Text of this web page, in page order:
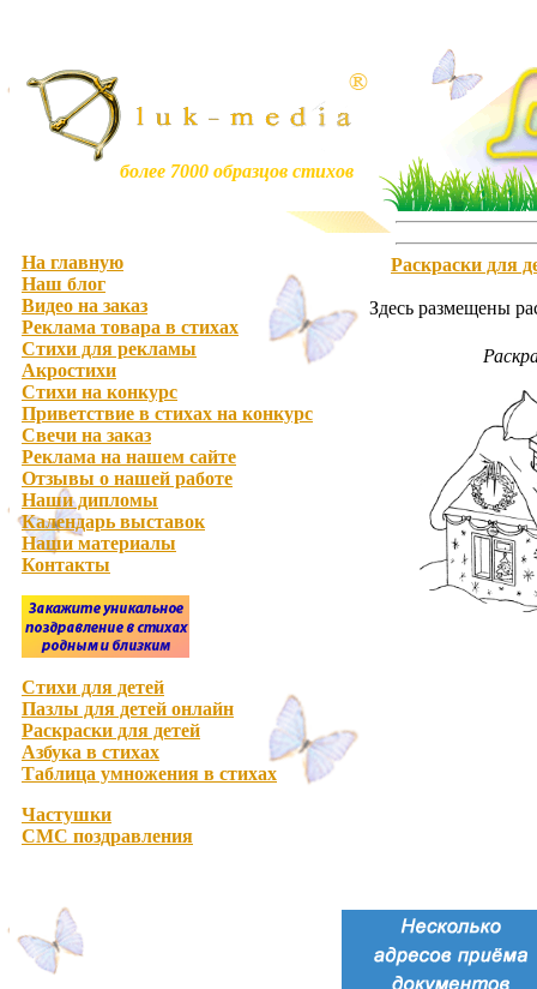
более 7000 образцов стихов
На главную
Наш блог
Видео на заказ
Реклама товара в стихах
Стихи для рекламы
Акростихи
Стихи на конкурс
Приветствие в стихах на конкурс
Свечи на заказ
Реклама на нашем сайте
Отзывы о нашей работе
Наши дипломы
Календарь выставок
Наши материалы
Контакты
Стихи для детей
Пазлы для детей онлайн
Раскраски для детей
Азбука в стихах
Таблица умножения в стихах
Частушки
СМС поздравления
Раскраски для
Здесь размещены